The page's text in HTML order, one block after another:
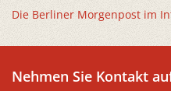
Die Berliner Morgenpost im
Nehmen Sie Kontakt